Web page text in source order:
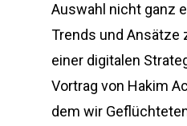
Auswahl nicht ganz
Trends und Ansätze
einer digitalen
Vortrag von Hakim
dem wir